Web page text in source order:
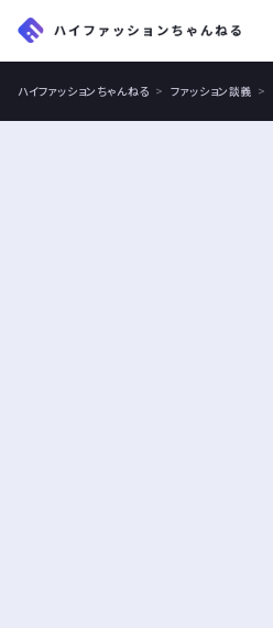
ハイファッションちゃんねる ファッション談義